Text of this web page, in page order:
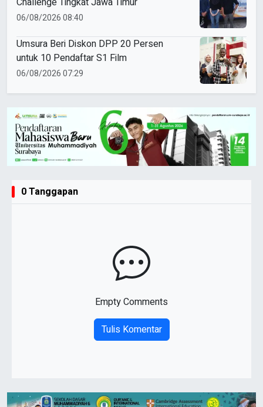
06/08/2026 08:40
Umsura Beri Diskon DPP 20 Persen
untuk 10 Pendaftar S1 Film
06/08/2026 07:29
0 Tanggapan
Empty Comments
Tulis Komentar